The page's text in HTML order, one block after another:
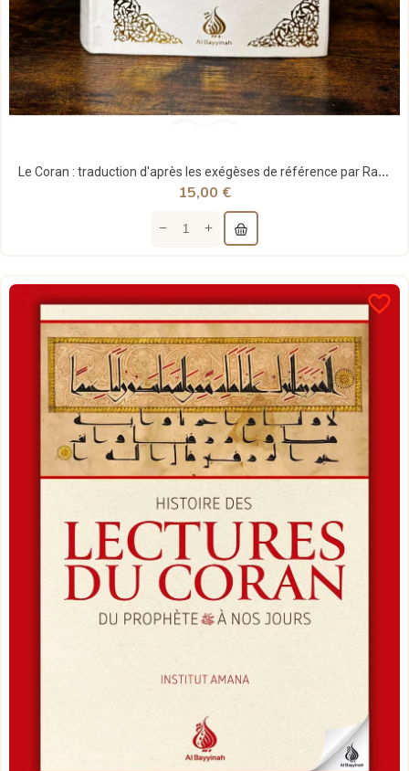
Le Coran : traduction d'après les exégèses de référence par Rachid Maach - Hafs - format moyen -...
15,00 €
favorite_border